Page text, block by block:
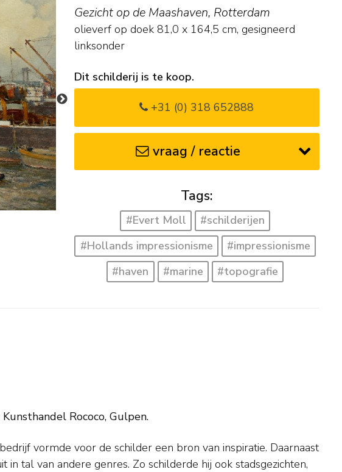
Gezicht op de Maashaven, Rotterdam
olieverf op doek 81,0 x 164,5 cm, gesigneerd
linksonder
Dit schilderij is te koop.
+31 (0) 318 652888
vraag / reactie
Tags:
#Evert Moll
#schilderijen
#Hollands impressionisme
#impressionisme
#haven
#marine #topografie
Rococo, Gulpen.